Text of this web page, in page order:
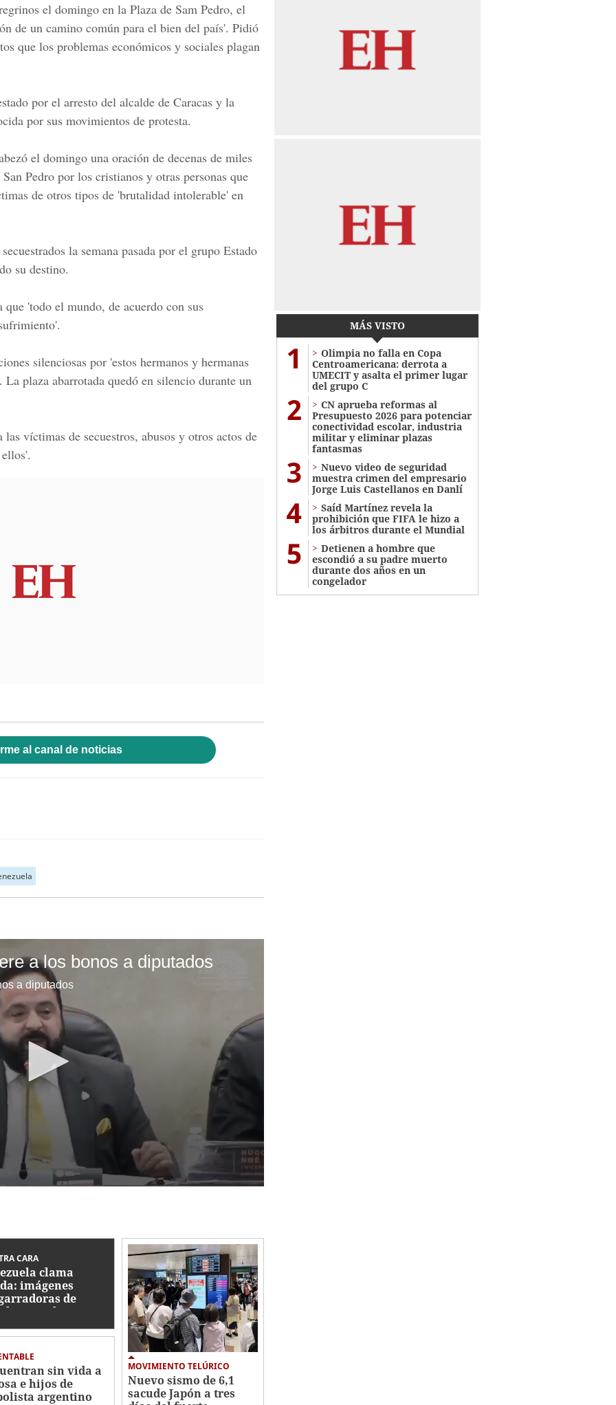
el domingo en la Plaza de Sam Pedro, el
de un camino común para el bien del país'. Pidió
que los problemas económicos y sociales plagan
por el arresto del alcalde de Caracas y la
por sus movimientos de protesta.
el domingo una oración de decenas de miles
Pedro por los cristianos y otras personas que
de otros tipos de 'brutalidad intolerable' en
la semana pasada por el grupo Estado
su destino.
'todo el mundo, de acuerdo con sus
silenciosas por 'estos hermanos y hermanas
plaza abarrotada quedó en silencio durante un
víctimas de secuestros, abusos y otros actos de
al canal de noticias
a los bonos a diputados
a diputados
CARA
clama
imágenes
de
que lo
sin vida a
e hijos de
argentino
MOVIMIENTO TELÚRICO
Nuevo sismo de 6,1
sacude Japón a tres
MÁS VISTO
1
Olimpia no falla en Copa
Centroamericana: derrota a
UMECIT y asalta el primer lugar
del grupo C
2
CN aprueba reformas al
Presupuesto 2026 para potenciar
conectividad escolar, industria
militar y eliminar plazas
fantasmas
3
Nuevo video de seguridad
muestra crimen del empresario
Jorge Luis Castellanos en Danlí
4
Saíd Martínez revela la
prohibición que FIFA le hizo a
los árbitros durante el Mundial
5
Detienen a hombre que
escondió a su padre muerto
durante dos años en un
congelador